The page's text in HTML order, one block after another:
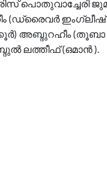
പൊതുവാച്ചേരി
(ഡ്രൈവര്‍ ഇംഗ്ലീഷ്
അബ്ദുറഹീം
ലത്തീഫ് (ഒമാന്‍ ).